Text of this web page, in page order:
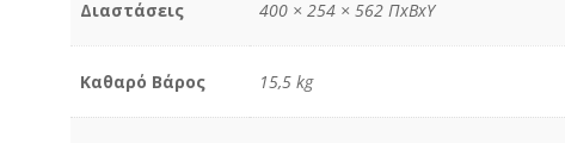
Διαστάσεις 400 × 254 × 562 ΠxΒxΥ
Καθαρό Βάρος 15,5 kg